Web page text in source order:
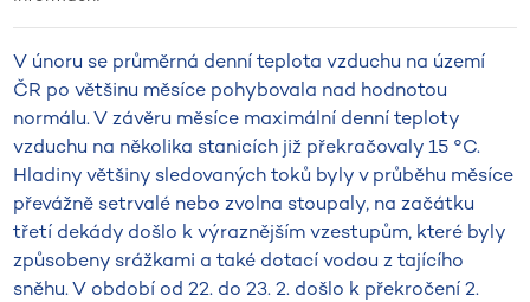
V únoru se průměrná denní teplota vzduchu na území
ČR po většinu měsíce pohybovala nad hodnotou
normálu. V závěru měsíce maximální denní teploty
vzduchu na několika stanicích již překračovaly 15 °C.
Hladiny většiny sledovaných toků byly v průběhu měsíce
převážně setrvalé nebo zvolna stoupaly, na začátku
třetí dekády došlo k výraznějším vzestupům, které byly
způsobeny srážkami a také dotací vodou z tajícího
sněhu. V období od 22. do 23. 2. došlo k překročení 2.